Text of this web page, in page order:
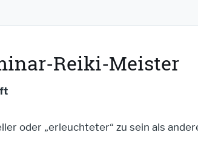
Reiki-Meister
oder „erleuchteter“ zu sein als